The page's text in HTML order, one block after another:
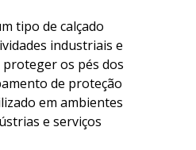
tipo de calçado
industriais e
os pés dos
de proteção
em ambientes
e serviços